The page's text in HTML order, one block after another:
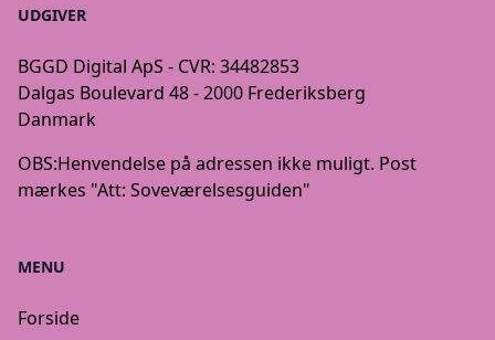
UDGIVER
BGGD Digital ApS - CVR: 34482853
Dalgas Boulevard 48 - 2000 Frederiksberg
Danmark
OBS:Henvendelse på adressen ikke muligt. Post
mærkes "Att: Soveværelsesguiden"
MENU
Forside